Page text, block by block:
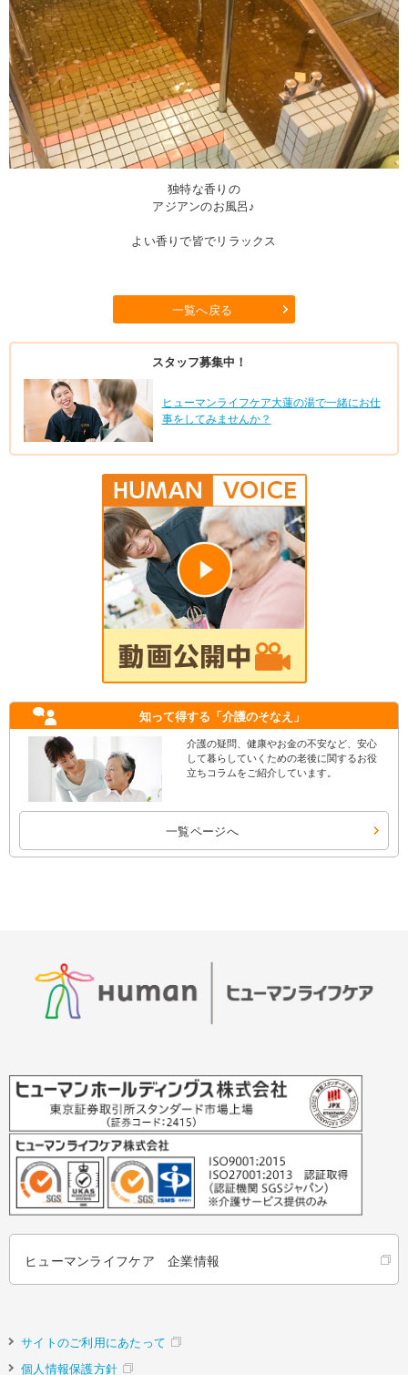
独特な香りの
アジアンのお風呂♪
よい香りで皆でリラックス
一覧へ戻る
スタッフ募集中！
ヒューマンライフケア大蓮の湯で一緒にお仕
事をしてみませんか？
知って得する 「介護のそなえ」
介護の疑問、健康やお金の不安など、安心
して暮らしていくための老後に関するお役
立ちコラムをご紹介しています。
一覧ページへ
ヒューマンライフケア 企業情報
サイトのご利用にあたって
個人情報保護方針